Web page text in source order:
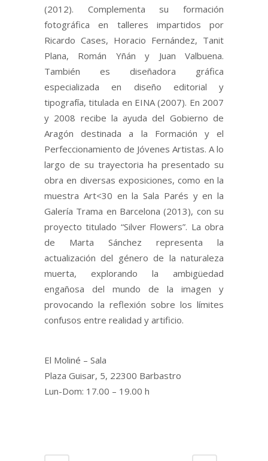
(2012). Complementa su formación
fotográfica en talleres impartidos por
Ricardo Cases, Horacio Fernández, Tanit
Plana, Román Yñán y Juan Valbuena.
También es diseñadora gráfica
especializada en diseño editorial y
tipografía, titulada en EINA (2007). En 2007
y 2008 recibe la ayuda del Gobierno de
Aragón destinada a la Formación y el
Perfeccionamiento de Jóvenes Artistas. A lo
largo de su trayectoria ha presentado su
obra en diversas exposiciones, como en la
muestra Art<30 en la Sala Parés y en la
Galería Trama en Barcelona (2013), con su
proyecto titulado “Silver Flowers”. La obra
de Marta Sánchez representa la
actualización del género de la naturaleza
muerta, explorando la ambigüedad
engañosa del mundo de la imagen y
provocando la reflexión sobre los límites
confusos entre realidad y artificio.
El Moliné – Sala
Plaza Guisar, 5, 22300 Barbastro
Lun-Dom: 17.00 – 19.00 h